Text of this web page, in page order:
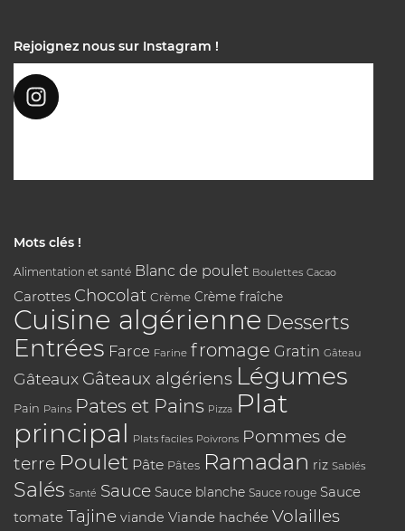
Rejoignez nous sur Instagram !
Mots clés !
Alimentation et santé Blanc de poulet Boulettes Cacao
Carottes Chocolat Crème Crème fraîche
Cuisine algérienne Desserts
Entrées Farce Farine fromage Gratin Gâteau
Gâteaux Gâteaux algériens Légumes
Pain Pains Pates et Pains Pizza Plat
principal Plats faciles Poivrons Pommes de
terre Poulet Pâte Pâtes Ramadan riz Sablés
Salés Santé Sauce Sauce blanche Sauce rouge Sauce
tomate Tajine viande Viande hachée Volailles